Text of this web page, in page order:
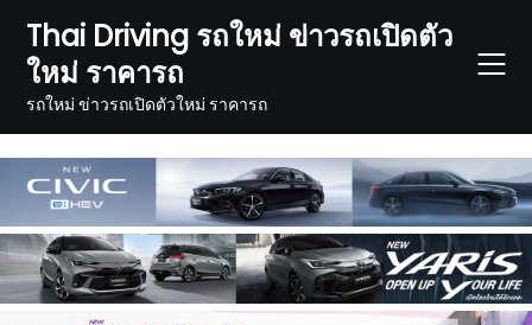
content
Thai Driving รถใหม่ ข่าวรถเปิดตัว
ใหม่ ราคารถ
รถใหม่ ข่าวรถเปิดตัวใหม่ ราคารถ